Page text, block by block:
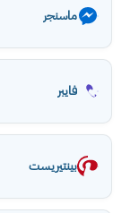
ماسنجر
فايبر
بينتيريست